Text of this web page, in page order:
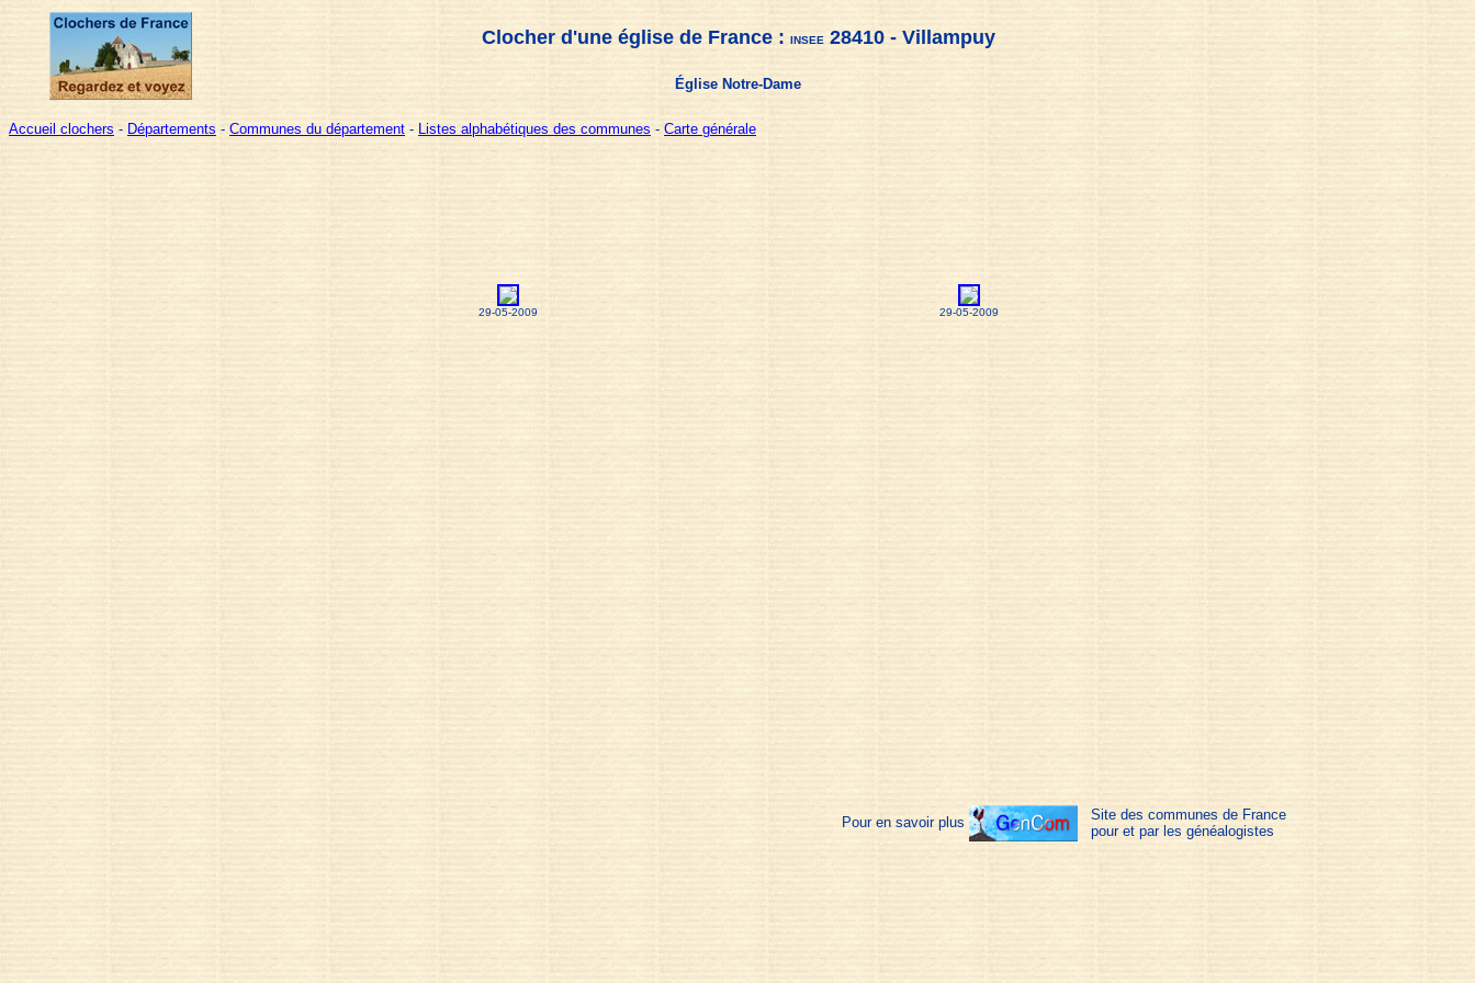
Clocher d'une église de France : INSEE28410 - Villampuy
Église Notre-Dame
Accueil clochers - Départements - Communes du département - Listes alphabétiques des communes - Carte générale
29-05-2009 29-05-2009
Pour en savoir plus
Site des communes de France
pour et par les généalogistes